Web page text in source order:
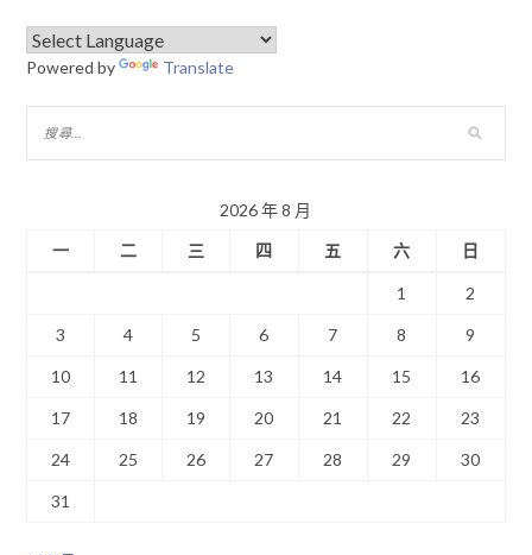
Powered by Translate
2026 年 8 月
一
二 三 四 五 六 日
1 2
3 4 5 6 7 8 9
10 11 12 13 14 15 16
17 18 19 20 21 22 23
24 25 26 27 28 29 30
31